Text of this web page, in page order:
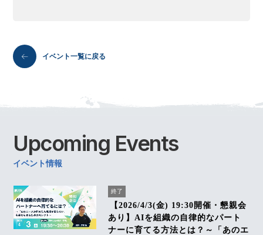
イベント一覧に戻る
Upcoming Events
イベント情報
終了
【2026/4/3(金) 19:30開催・懇親会
あり】AIを組織の自律的なパート
ナーに育てる方法とは？～「あのエ